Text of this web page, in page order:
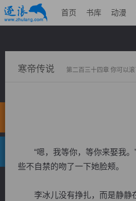
首页 书库 动漫
寒帝传说 第二百三十四章 你可以滚
“嗯，我等你，等你来娶我。”
些不自禁的吻了一下她脸颊。
李冰儿没有挣扎，而是静静在